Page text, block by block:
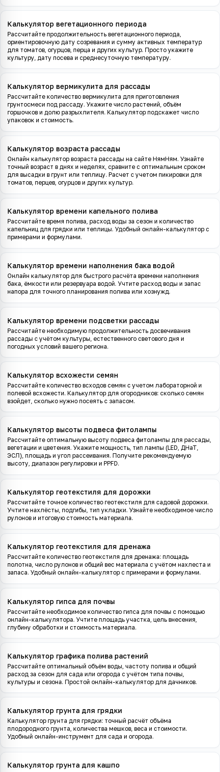
Калькулятор вегетационного периода
Рассчитайте продолжительность вегетационного периода,
ориентировочную дату созревания и сумму активных температур
для томатов, огурцов, перца и других культур. Просто укажите
культуру, дату посева и среднесуточную температуру.
Калькулятор вермикулита для рассады
Рассчитайте количество вермикулита для приготовления
грунтосмеси под рассаду. Укажите число растений, объём
горшочков и долю разрыхлителя. Калькулятор подскажет число
упаковок и стоимость.
Калькулятор возраста рассады
Онлайн калькулятор возраста рассады на сайте НямНям. Узнайте
точный возраст в днях и неделях, сравните с оптимальным сроком
для высадки в грунт или теплицу. Расчет с учетом пикировки для
томатов, перцев, огурцов и других культур.
Калькулятор времени капельного полива
Рассчитайте время полива, расход воды за сезон и количество
капельниц для грядки или теплицы. Удобный онлайн-калькулятор с
примерами и формулами.
Калькулятор времени наполнения бака водой
Онлайн калькулятор для быстрого расчёта времени наполнения
бака, ёмкости или резервуара водой. Учтите расход воды и запас
напора для точного планирования полива или хознужд.
Калькулятор времени подсветки рассады
Рассчитайте необходимую продолжительность досвечивания
рассады с учётом культуры, естественного светового дня и
погодных условий вашего региона.
Калькулятор всхожести семян
Рассчитайте количество всходов семян с учетом лабораторной и
полевой всхожести. Калькулятор для огородников: сколько семян
взойдет, сколько нужно посеять с запасом.
Калькулятор высоты подвеса фитолампы
Рассчитайте оптимальную высоту подвеса фитолампы для рассады,
вегетации и цветения. Укажите мощность, тип лампы (LED, ДНаТ,
ЭСЛ), площадь и угол рассеивания. Получите рекомендуемую
высоту, диапазон регулировки и PPFD.
Калькулятор геотекстиля для дорожки
Рассчитайте точное количество геотекстиля для садовой дорожки.
Учтите нахлёсты, подгибы, тип укладки. Узнайте необходимое число
рулонов и итоговую стоимость материала.
Калькулятор геотекстиля для дренажа
Рассчитайте количество геотекстиля для дренажа: площадь
полотна, число рулонов и общий вес материала с учётом нахлеста и
запаса. Удобный онлайн-калькулятор с примерами и формулами.
Калькулятор гипса для почвы
Рассчитайте необходимое количество гипса для почвы с помощью
онлайн-калькулятора. Учтите площадь участка, цель внесения,
глубину обработки и стоимость материала.
Калькулятор графика полива растений
Рассчитайте оптимальный объём воды, частоту полива и общий
расход за сезон для сада или огорода с учётом типа почвы,
культуры и сезона. Простой онлайн-калькулятор для дачников.
Калькулятор грунта для грядки
Калькулятор грунта для грядки: точный расчёт объёма
плодородного грунта, количества мешков, веса и стоимости.
Удобный онлайн-инструмент для сада и огорода.
Калькулятор грунта для кашпо